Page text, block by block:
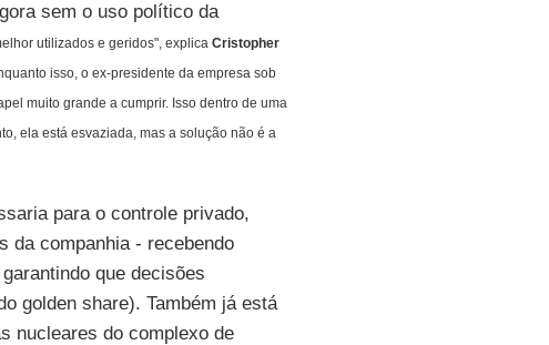
sem o uso político da
utilizados e geridos", explica Cristopher
isso, o ex-presidente da empresa sob
muito grande a cumprir. Isso dentro de uma
ela está esvaziada, mas a solução não é a
para o controle privado,
da companhia - recebendo
que decisões
golden share). Também já está
nucleares do complexo de